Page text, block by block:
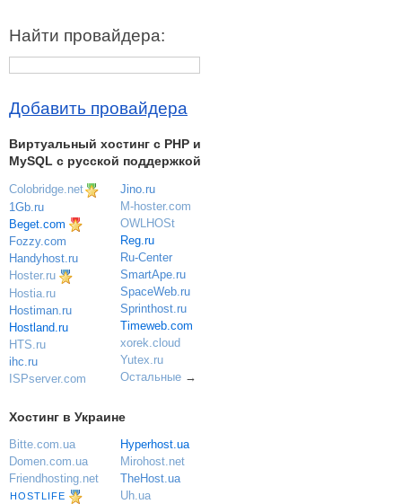
Найти провайдера:
Добавить провайдера
Виртуальный хостинг c PHP и
MySQL с русской поддержкой
Colobridge.net
1Gb.ru
Beget.com
Fozzy.com
Handyhost.ru
Hoster.ru
Hostia.ru
Hostiman.ru
Hostland.ru
HTS.ru
ihc.ru
ISPserver.com
Jino.ru
M-hoster.com
OWLHOSt
Reg.ru
Ru-Center
SmartApe.ru
SpaceWeb.ru
Sprinthost.ru
Timeweb.com
xorek.cloud
Yutex.ru
Остальные→
Хостинг в Украине
Bitte.com.ua
Domen.com.ua
Friendhosting.net
HOSTLIFE
Hyperhost.ua
Mirohost.net
TheHost.ua
Uh.ua